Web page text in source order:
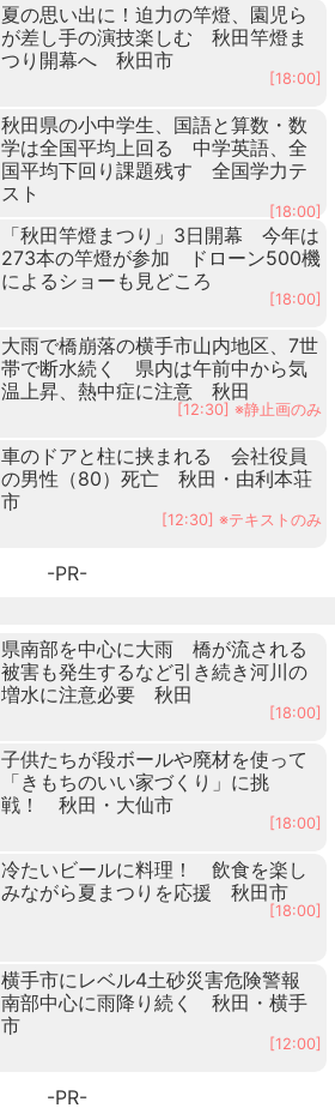
夏の思い出に！迫力の竿燈、園児ら
が差し手の演技楽しむ 秋田竿燈ま
つり開幕へ 秋田市
[18:00]
秋田県の小中学生、国語と算数・数
学は全国平均上回る 中学英語、全
国平均下回り課題残す 全国学力テ
スト
[18:00]
「秋田竿燈まつり」3日開幕 今年は
273本の竿燈が参加 ドローン500機
によるショーも見どころ
[18:00]
大雨で橋崩落の横手市山内地区、7世
帯で断水続く 県内は午前中から気
温上昇、熱中症に注意 秋田
[12:30] ※静止画のみ
車のドアと柱に挟まれる 会社役員
の男性（80）死亡 秋田・由利本荘
市
[12:30] ※テキストのみ
-PR-
県南部を中心に大雨 橋が流される
被害も発生するなど引き続き河川の
増水に注意必要 秋田
[18:00]
子供たちが段ボールや廃材を使って
「きもちのいい家づくり」に挑
戦！ 秋田・大仙市
[18:00]
冷たいビールに料理！ 飲食を楽し
みながら夏まつりを応援 秋田市
[18:00]
横手市にレベル4土砂災害危険警報
南部中心に雨降り続く 秋田・横手
市
[12:00]
-PR-